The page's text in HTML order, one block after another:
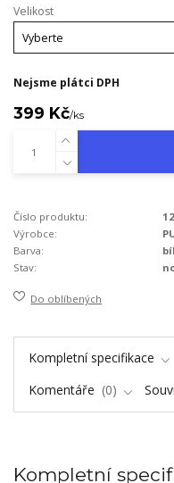
Velikost
Nejsme plátci DPH
399 Kč/ks
Číslo produktu:
12
Výrobce:
Barva:
Stav:
Do oblíbených
Kompletní specifikace
Komentáře
0
Kompletní